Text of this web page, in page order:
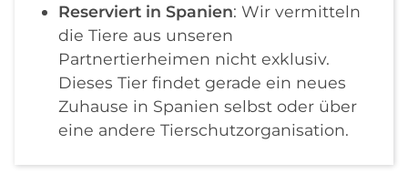
Reserviert in Spanien: Wir vermitteln
die Tiere aus unseren
Partnertierheimen nicht exklusiv.
Dieses Tier findet gerade ein neues
Zuhause in Spanien selbst oder über
eine andere Tierschutzorganisation.